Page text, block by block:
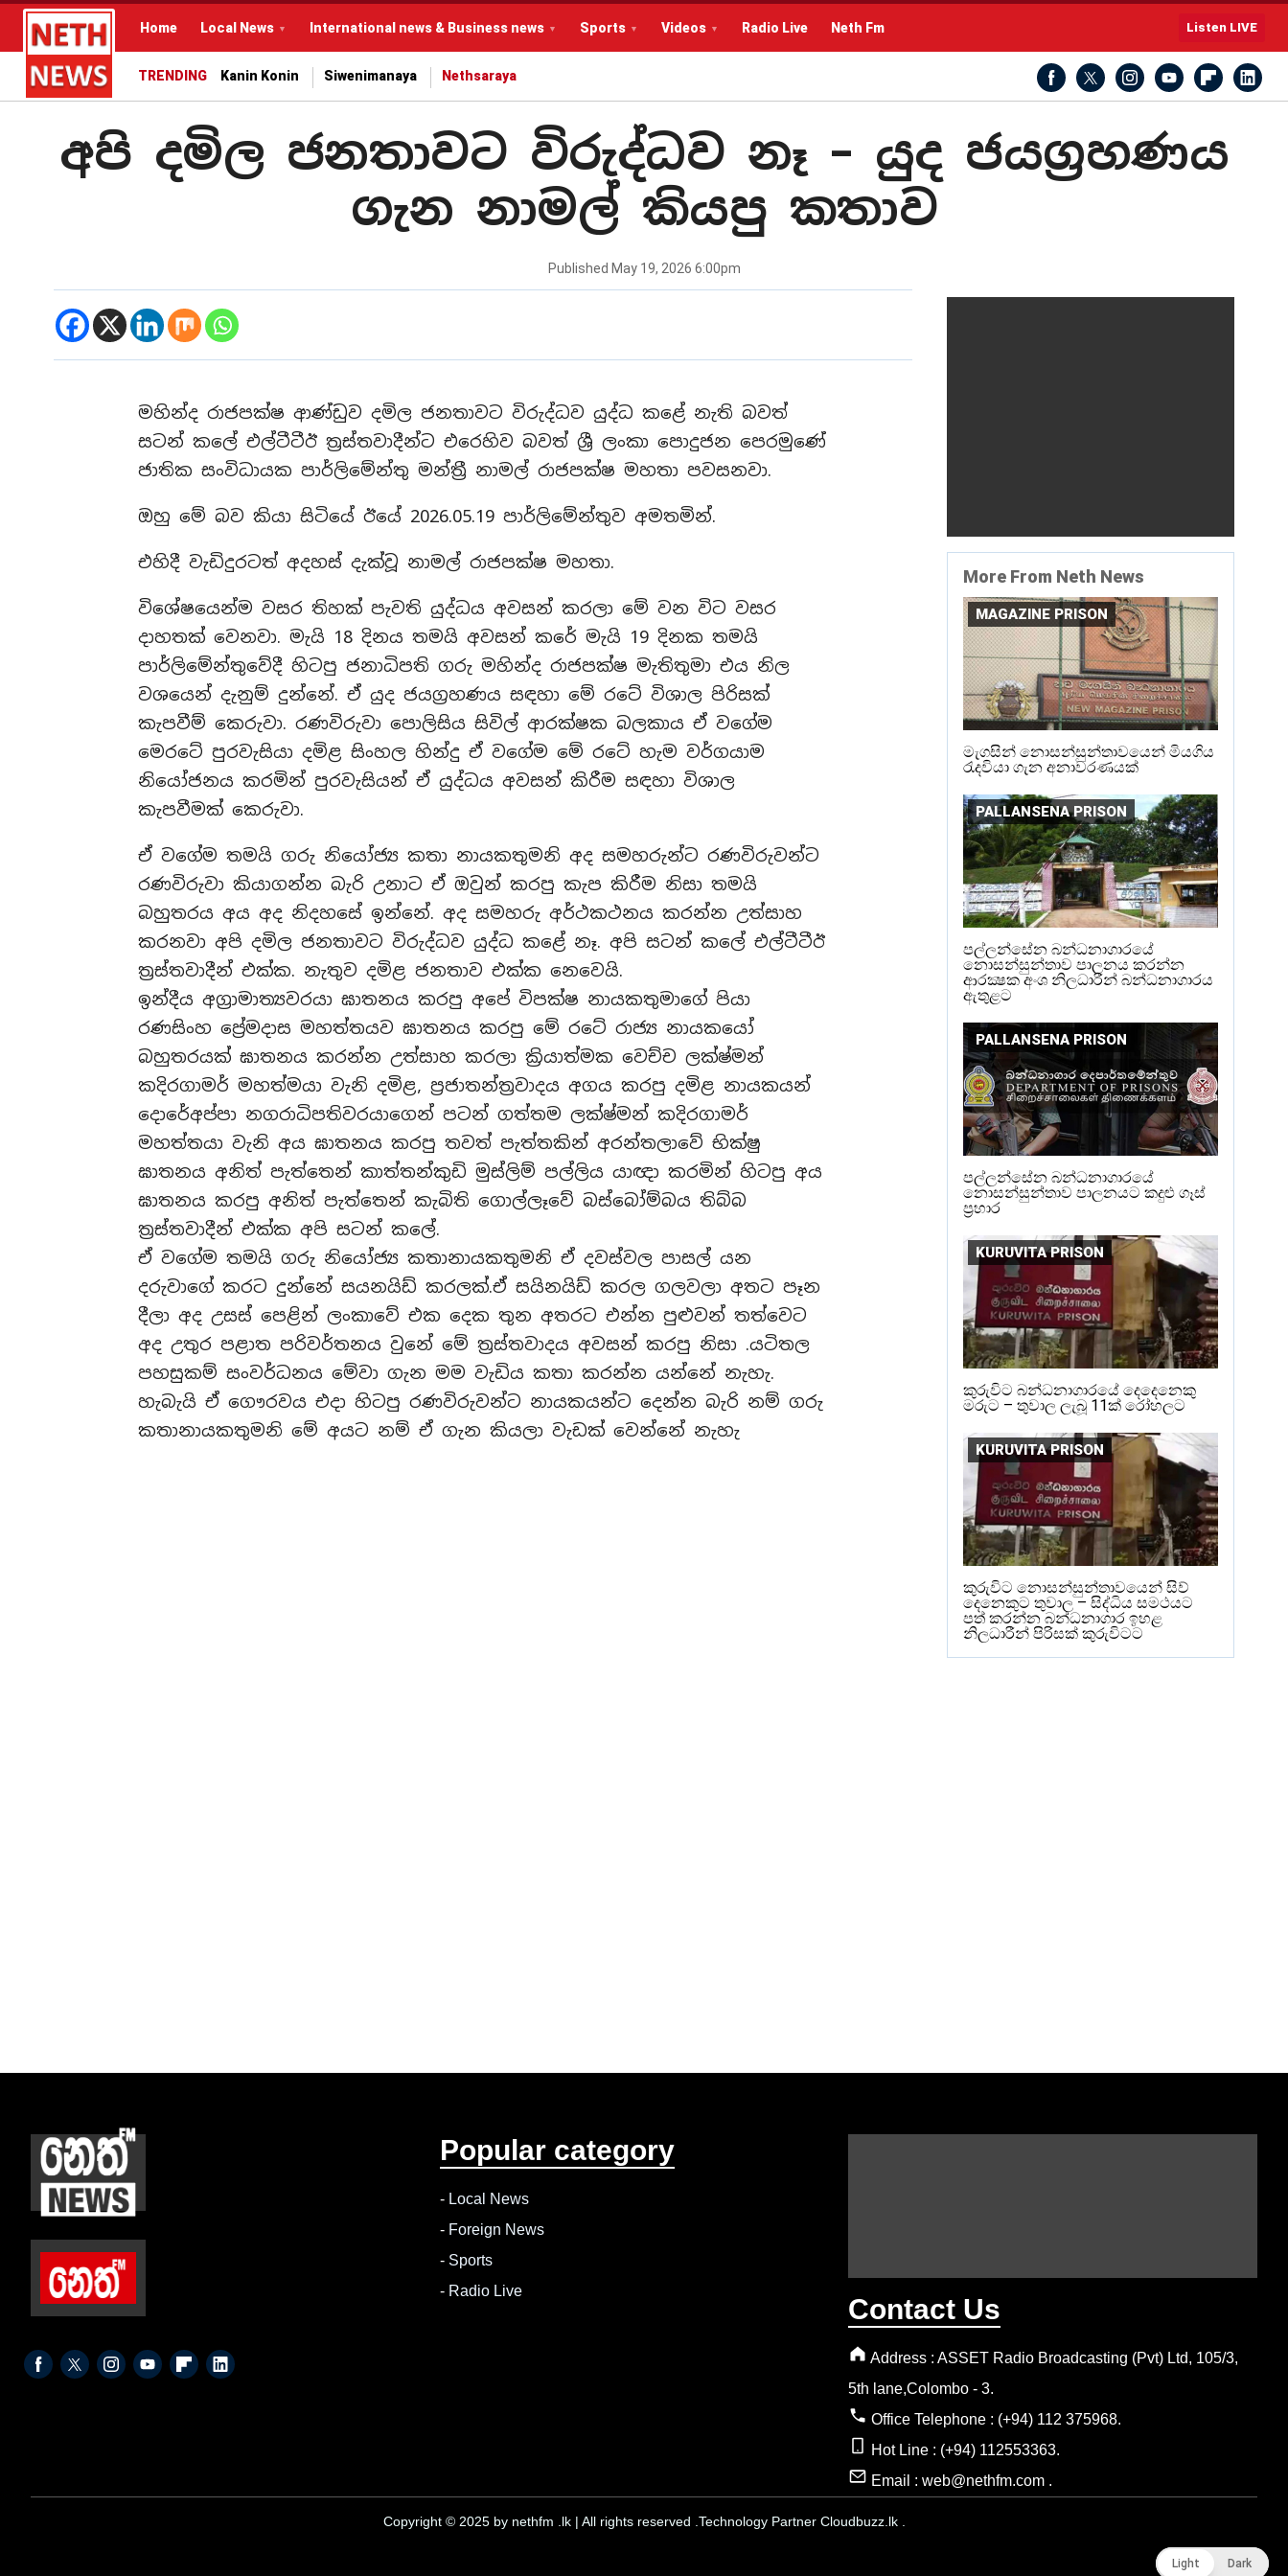
Home Local News International news & Business news Sports Videos Radio Live Neth Fm Listen LIVE
TRENDING Kanin Konin Siwenimanaya Nethsaraya
අපි දමිල ජනතාවට විරුද්ධව නෑ – යුද ජයග්‍රහණය
ගැන නාමල් කියපු කතාව
Published May 19, 2026 6:00pm
මහින්ද රාජපක්ෂ ආණ්ඩුව දමිල ජනතාවට විරුද්ධව යුද්ධ කළේ නැති බවත්
සටන් කලේ එල්ටීටීඊ ත්‍රස්තවාදීන්ට එරෙහිව බවත් ශ්‍රී ලංකා පොදුජන පෙරමුණේ
ජාතික සංවිධායක පාර්ලිමේන්තු මන්ත්‍රී නාමල් රාජපක්ෂ මහතා පවසනවා.
ඔහු මේ බව කියා සිටියේ ඊයේ 2026.05.19 පාර්ලිමේන්තුව අමතමින්.
එහිදී වැඩිදුරටත් අදහස් දැක්වූ නාමල් රාජපක්ෂ මහතා.
විශේෂයෙන්ම වසර තිහක් පැවති යුද්ධය අවසන් කරලා මේ වන විට වසර
දාහතක් වෙනවා. මැයි 18 දිනය තමයි අවසන් කරේ මැයි 19 දිනක තමයි
පාර්ලිමේන්තුවේදී හිටපු ජනාධිපති ගරු මහින්ද රාජපක්ෂ මැතිතුමා එය නිල
වශයෙන් දැනුම් දුන්නේ. ඒ යුද ජයග්‍රහණය සඳහා මේ රටේ විශාල පිරිසක්
කැපවීම් කෙරුවා. රණවිරුවා පොලිසිය සිවිල් ආරක්ෂක බලකාය ඒ වගේම
මෙරටේ පුරවැසියා දමිළ සිංහල හින්දු ඒ වගේම මේ රටේ හැම වර්ගයාම
නියෝජනය කරමින් පුරවැසියන් ඒ යුද්ධය අවසන් කිරීම සඳහා විශාල
කැපවීමක් කෙරුවා.
ඒ වගේම තමයි ගරු නියෝජ්‍ය කතා නායකතුමනි අද සමහරුන්ට රණවිරුවන්ට
රණවිරුවා කියාගන්න බැරි උනාට ඒ ඔවුන් කරපු කැප කිරීම නිසා තමයි
බහුතරය අය අද නිදහසේ ඉන්නේ. අද සමහරු අර්ථකථනය කරන්න උත්සාහ
කරනවා අපි දමිල ජනතාවට විරුද්ධව යුද්ධ කළේ නෑ. අපි සටන් කලේ එල්ටීටීඊ
ත්‍රස්තවාදීන් එක්ක. නැතුව දමිළ ජනතාව එක්ක නෙවෙයි.
ඉන්දීය අග්‍රාමාත්‍යවරයා ඝාතනය කරපු අපේ විපක්ෂ නායකතුමාගේ පියා
රණසිංහ ප්‍රේමදාස මහත්තයව ඝාතනය කරපු මේ රටේ රාජ්‍ය නායකයෝ
බහුතරයක් ඝාතනය කරන්න උත්සාහ කරලා ක්‍රියාත්මක වෙච්ච ලක්ෂ්මන්
කදිරගාමර් මහත්මයා වැනි දමිළ, ප්‍රජාතන්ත්‍රවාදය අගය කරපු දමිළ නායකයන්
දොරේඅප්පා නගරාධිපතිවරයාගෙන් පටන් ගත්තම ලක්ෂ්මන් කදිරගාමර්
මහත්තයා වැනි අය ඝාතනය කරපු තවත් පැත්තකින් අරන්තලාවේ භික්ෂු
ඝාතනය අනිත් පැත්තෙන් කාත්තන්කුඩි මුස්ලිම් පල්ලිය යාඥා කරමින් හිටපු අය
ඝාතනය කරපු අනිත් පැත්තෙන් කැබිති ගොල්ලෑවේ බස්බෝම්බය තිබ්බ
ත්‍රස්තවාදීන් එක්ක අපි සටන් කලේ.
ඒ වගේම තමයි ගරු නියෝජ්‍ය කතානායකතුමනි ඒ දවස්වල පාසල් යන
දරුවාගේ කරට දුන්නේ සයනයිඩ් කරලක්.ඒ සයිනයිඩ් කරල ගලවලා අතට පෑන
දීලා අද උසස් පෙළින් ලංකාවේ එක දෙක තුන අතරට එන්න පුළුවන් තත්වෙට
අද උතුර පළාත පරිවර්තනය වුනේ මේ ත්‍රස්තවාදය අවසන් කරපු නිසා .යටිතල
පහසුකම් සංවර්ධනය මේවා ගැන මම වැඩිය කතා කරන්න යන්නේ නැහැ.
හැබැයි ඒ ගෞරවය එදා හිටපු රණවිරුවන්ට නායකයන්ට දෙන්න බැරි නම් ගරු
කතානායකතුමනි මේ අයට නම් ඒ ගැන කියලා වැඩක් වෙන්නේ නැහැ
More From Neth News
MAGAZINE PRISON
මැගසින් නොසන්සුන්තාවයෙන් මියගිය
රැදවියා ගැන අනාවරණයක්
PALLANSENA PRISON
පල්ලන්සේන බන්ධනාගාරයේ
නොසන්සුන්තාව පාලනය කරන්න
ආරක්‍ෂක අංශ නිලධාරීන් බන්ධනාගාරය
ඇතුළට
PALLANSENA PRISON
පල්ලන්සේන බන්ධනාගාරයේ
නොසන්සුන්තාව පාලනයට කදුළු ගෑස්
ප්‍රහාර
KURUVITA PRISON
කුරුවිට බන්ධනාගාරයේ දෙදෙනෙකු
මරුට – තුවාල ලැබූ 11ක් රෝහලට
KURUVITA PRISON
කුරුවිට නොසන්සුන්තාවයෙන් සිව්
දෙනෙකුට තුවාල – සිද්ධිය සමථයට
පත් කරන්න බන්ධනාගාර ඉහළ
නිලධාරීන් පිරිසක් කුරුවිටට
Popular category
- Local News
- Foreign News
- Sports
- Radio Live
Contact Us
Address : ASSET Radio Broadcasting (Pvt) Ltd, 105/3,
5th lane,Colombo - 3.
Office Telephone : (+94) 112 375968.
Hot Line : (+94) 112553363.
Email : web@nethfm.com .
Copyright © 2025 by nethfm .lk | All rights reserved .Technology Partner Cloudbuzz.lk .
Light Dark
Light Dark